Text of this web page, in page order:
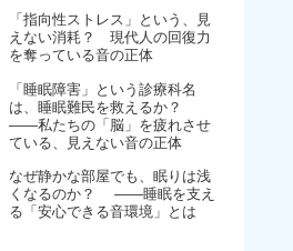
「指向性ストレス」という、見
えない消耗？ 現代人の回復力
を奪っている音の正体
「睡眠障害」という診療科名
は、睡眠難民を救えるか？
――私たちの「脳」を疲れさせ
ている、見えない音の正体
なぜ静かな部屋でも、眠りは浅
くなるのか？ ​――睡眠を支え
る「安心できる音環境」とは